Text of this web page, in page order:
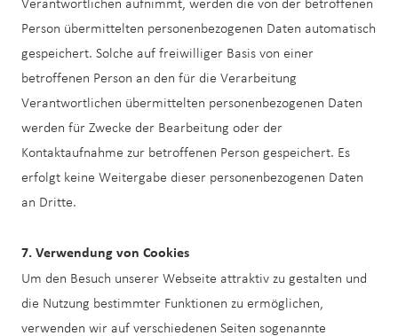
Person übermittelten personenbezogenen Daten automatisch
gespeichert. Solche auf freiwilliger Basis von einer
betroffenen Person an den für die Verarbeitung
Verantwortlichen übermittelten personenbezogenen Daten
werden für Zwecke der Bearbeitung oder der
Kontaktaufnahme zur betroffenen Person gespeichert. Es
erfolgt keine Weitergabe dieser personenbezogenen Daten
an Dritte.
7. Verwendung von Cookies
Um den Besuch unserer Webseite attraktiv zu gestalten und
die Nutzung bestimmter Funktionen zu ermöglichen,
verwenden wir auf verschiedenen Seiten sogenannte